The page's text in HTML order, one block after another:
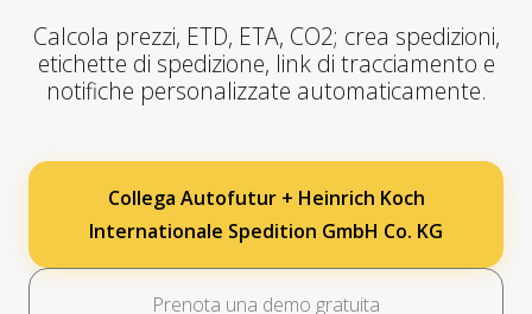
Calcola prezzi, ETD, ETA, CO2; crea spedizioni,
etichette di spedizione, link di tracciamento e
notifiche personalizzate automaticamente.
Collega Autofutur + Heinrich Koch
Internationale Spedition GmbH Co. KG
Prenota una demo gratuita